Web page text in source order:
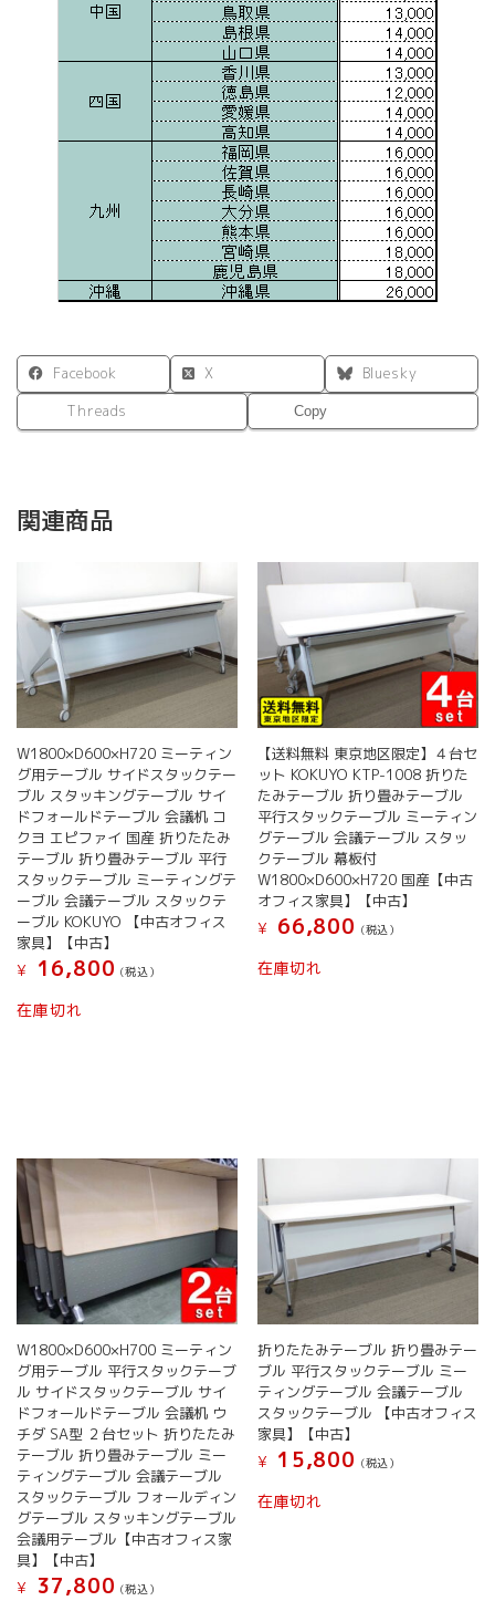
Facebook X
Bluesky
Threads
Copy
関連商品
W1800×D600×H720 ミーティン
グ用テーブル サイドスタックテー
ブル スタッキングテーブル サイ
ドフォールドテーブル 会議机 コ
クヨ エピファイ 国産 折りたたみ
テーブル 折り畳みテーブル 平行
スタックテーブル ミーティングテ
ーブル 会議テーブル スタックテ
ーブル KOKUYO 【中古オフィス
家具】【中古】
¥
16,800 (税込）
在庫切れ
【送料無料 東京地区限定】４台セ
ット KOKUYO KTP-1008 折りた
たみテーブル 折り畳みテーブル
平行スタックテーブル ミーティン
グテーブル 会議テーブル スタッ
クテーブル 幕板付
W1800×D600×H720 国産【中古
オフィス家具】【中古】
¥
66,800 (税込）
在庫切れ
W1800×D600×H700 ミーティン
グ用テーブル 平行スタックテーブ
ル サイドスタックテーブル サイ
ドフォールドテーブル 会議机 ウ
チダ SA型 ２台セット 折りたたみ
テーブル 折り畳みテーブル ミー
ティングテーブル 会議テーブル
スタックテーブル フォールディン
グテーブル スタッキングテーブル
会議用テーブル【中古オフィス家
具】【中古】
¥
37,800 (税込）
折りたたみテーブル 折り畳みテー
ブル 平行スタックテーブル ミー
ティングテーブル 会議テーブル
スタックテーブル 【中古オフィス
家具】【中古】
¥
15,800 (税込）
在庫切れ